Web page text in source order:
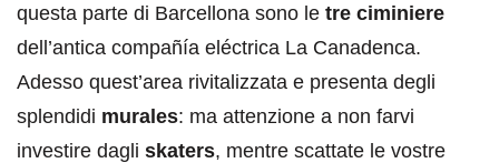
questa parte di Barcellona sono le tre ciminiere
dell’antica compañía eléctrica La Canadenca.
Adesso quest’area rivitalizzata e presenta degli
splendidi murales: ma attenzione a non farvi
investire dagli skaters, mentre scattate le vostre